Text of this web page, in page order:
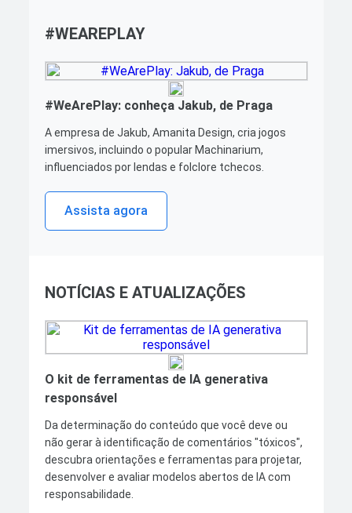
#WEAREPLAY
#WeArePlay: conheça Jakub, de Praga
A empresa de Jakub, Amanita Design, cria jogos
imersivos, incluindo o popular Machinarium,
influenciados por lendas e folclore tchecos.
Assista agora
NOTÍCIAS E ATUALIZAÇÕES
O kit de ferramentas de IA generativa
responsável
Da determinação do conteúdo que você deve ou
não gerar à identificação de comentários "tóxicos",
descubra orientações e ferramentas para projetar,
desenvolver e avaliar modelos abertos de IA com
responsabilidade.